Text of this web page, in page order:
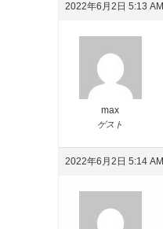
2022年6月2日 5:13 AM
max
ゲスト
2022年6月2日 5:14 AM